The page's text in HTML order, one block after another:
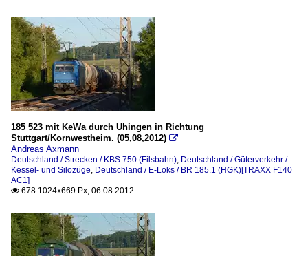
185 523 mit KeWa durch Uhingen in Richtung
Stuttgart/Kornwestheim. (05,08,2012) 
Andreas Axmann
Deutschland / Strecken / KBS 750 (Filsbahn), Deutschland / Güterverkehr /
Kessel- und Silozüge, Deutschland / E-Loks / BR 185.1 (HGK)[TRAXX F140
AC1]
 678 1024x669 Px, 06.08.2012